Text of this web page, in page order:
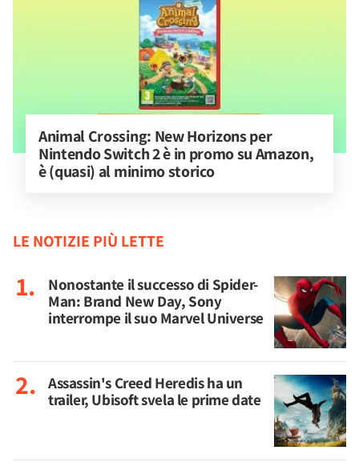
Animal Crossing: New Horizons per
Nintendo Switch 2 è in promo su Amazon,
è (quasi) al minimo storico
LE NOTIZIE PIÙ LETTE
Nonostante il successo di Spider-
Man: Brand New Day, Sony
interrompe il suo Marvel Universe
Assassin's Creed Heredis ha un
trailer, Ubisoft svela le prime date